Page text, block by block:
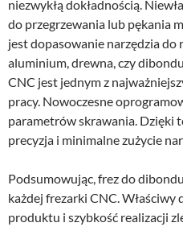
niezwykłą dokładnością.
do przegrzewania lub pękania
jest dopasowanie narzędzia do
aluminium, drewna, czy
CNC jest jednym z
pracy. Nowoczesne
parametrów skrawania. Dzięki
precyzja i minimalne zużycie
Podsumowując, frez do
każdej frezarki CNC. Właściwy
produktu i szybkość realizacji